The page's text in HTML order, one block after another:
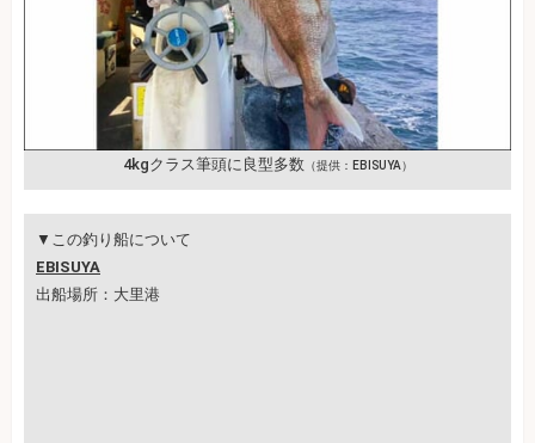
4kgクラス筆頭に良型多数 （提供：EBISUYA）
▼この釣り船について
EBISUYA
出船場所：大里港